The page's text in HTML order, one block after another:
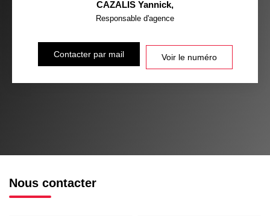
CAZALIS Yannick,
Responsable d'agence
Contacter par mail Voir le numéro
Nous contacter